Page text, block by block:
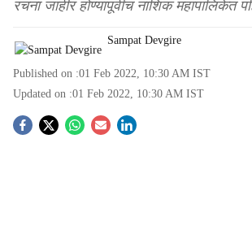
रचना जाहीर होण्यापूर्वीच नाशिक महापालिकेत
Sampat Devgire
Published on :01 Feb 2022, 10:30 AM IST
Updated on :01 Feb 2022, 10:30 AM IST
S